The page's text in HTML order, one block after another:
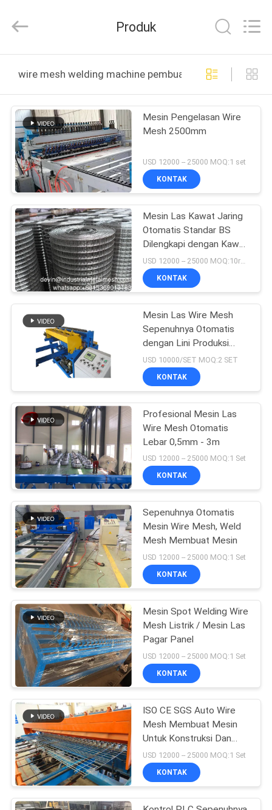
PRODUK
TENTANG
KAMI
TUR
PABRIK
KONTROL
KUALITAS
HUBUNGI
KAMI
PERMINTAAN
PENAWARAN
SITEMAP
PRIVACY
POLICY
MFG
Rights
Produk
wire mesh welding machine pembuatan online
Mesin Pengelasan Wire
Mesh 2500mm
USD 12000 -- 25000 MOQ:1 set
KONTAK
Mesin Las Kawat Jaring
Otomatis Standar BS
Dilengkapi dengan Kawat
Lapis PVC Memastikan
Produksi Jaring yang
Tahan Lama
KONTAK
Mesin Las Wire Mesh
Sepenuhnya Otomatis
dengan Lini Produksi
Penuh
USD 10000/SET MOQ:2 SET
KONTAK
Profesional Mesin Las
Wire Mesh Otomatis
Lebar 0,5mm - 3m
USD 12000 -- 25000 MOQ:1 Set
KONTAK
Sepenuhnya Otomatis
Mesin Wire Mesh, Weld
Mesh Membuat Mesin
USD 12000 -- 25000 MOQ:1 Set
KONTAK
Mesin Spot Welding Wire
Mesh Listrik / Mesin Las
Pagar Panel
USD 12000 -- 25000 MOQ:1 Set
KONTAK
ISO CE SGS Auto Wire
Mesh Membuat Mesin
Untuk Konstruksi Dan
Pagar Penjaga
USD 12000 -- 25000 MOQ:1 Set
KONTAK